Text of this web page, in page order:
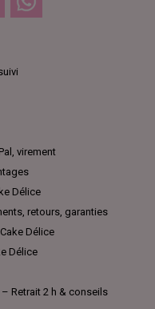
virement
Délice
retours, garanties
Délice
Délice
Retrait 2 h & conseils